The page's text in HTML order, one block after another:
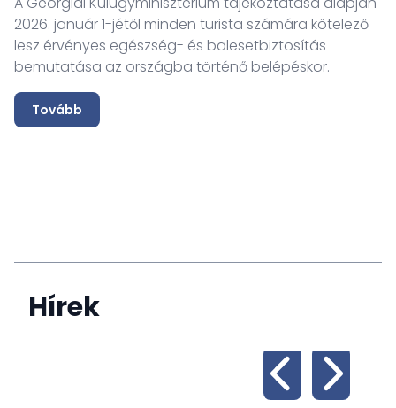
2026. január 1-jétől minden turista számára kötelező
lesz érvényes egészség- és balesetbiztosítás
bemutatása az országba történő belépéskor.
Tovább
Hírek